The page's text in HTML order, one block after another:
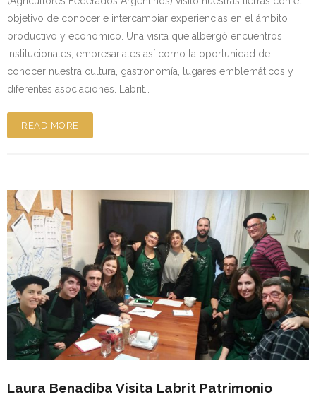
objetivo de conocer e intercambiar experiencias en el ámbito
productivo y económico. Una visita que albergó encuentros
institucionales, empresariales así como la oportunidad de
conocer nuestra cultura, gastronomía, lugares emblemáticos y
diferentes asociaciones. Labrit…
READ MORE
Laura Benadiba Visita Labrit Patrimonio